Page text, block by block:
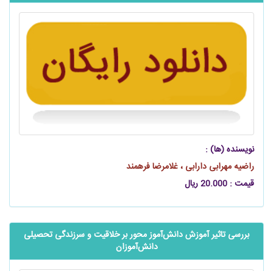
نویسنده (ها) :
راضیه مهرابی دارابی ، غلامرضا فرهمند
قیمت : 20.000 ریال
بررسی تاثیر آموزش ‌‌‌‌‌دانش‌آموز محور بر خلاقیت و سرزندگی تحصیلی
‌‌‌‌‌دانش‌آموزان